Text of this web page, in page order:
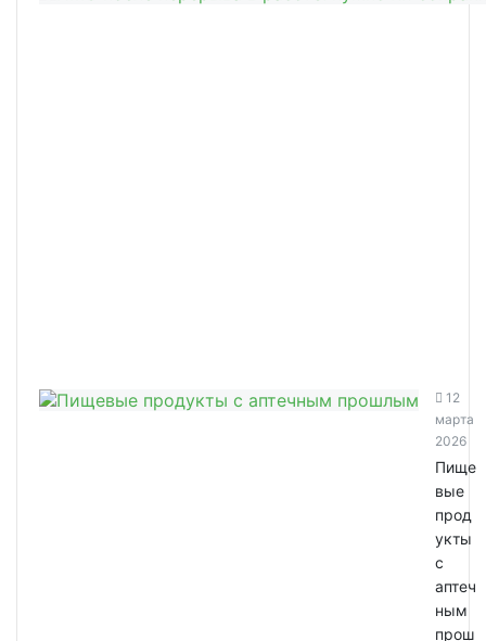
12
марта
2026
Пище
вые
прод
укты
с
аптеч
ным
прош